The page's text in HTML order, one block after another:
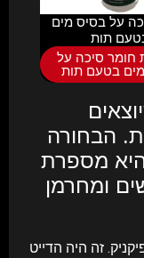
על בסיס מים
תות
חומר סיכה על
בטעם תות
הבחורה
מספרת
ומחרמן
זה היה הדייט